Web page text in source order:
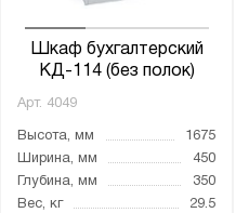
Шкаф бухгалтерский
КД-114 (без полок)
Арт. 4049
Высота, мм
1675
Ширина, мм
450
Глубина, мм
350
Вес, кг
29.5